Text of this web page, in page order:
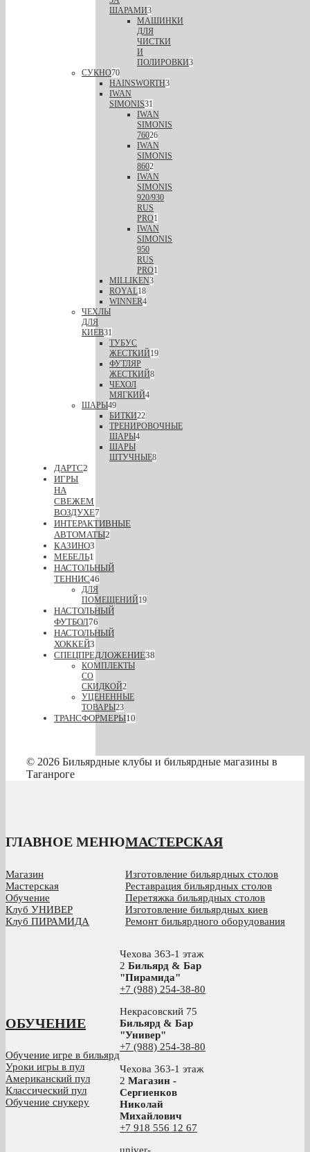
ШАРАМИ3
МАШИНКИ
ДЛЯ
ЧИСТКИ
И
ПОЛИРОВКИ3
СУКНО70
HAINSWORTH3
IWAN
SIMONIS31
IWAN
SIMONIS
76026
IWAN
SIMONIS
8602
IWAN
SIMONIS
920/930
RUS
PRO1
IWAN
SIMONIS
950
RUS
PRO1
MILLIKEN3
ROYAL18
WINNER4
ЧЕХЛЫ
ДЛЯ
КИЕВ31
ТУБУС
ЖЕСТКИЙ19
ФУТЛЯР
ЖЕСТКИЙ8
ЧЕХОЛ
МЯГКИЙ4
ШАРЫ49
БИТКИ22
ТРЕНИРОВОЧНЫЕ
ШАРЫ4
ШАРЫ
ШТУЧНЫЕ8
ДАРТС2
ИГРЫ
НА
СВЕЖЕМ
ВОЗДУХЕ7
ИНТЕРАКТИВНЫЕ
АВТОМАТЫ2
КАЗИНО3
МЕБЕЛЬ1
НАСТОЛЬНЫЙ
ТЕННИС46
ДЛЯ
ПОМЕЩЕНИЙ19
НАСТОЛЬНЫЙ
ФУТБОЛ76
НАСТОЛЬНЫЙ
ХОККЕЙ3
СПЕЦПРЕДЛОЖЕНИЕ38
КОМПЛЕКТЫ
СО
СКИДКОЙ2
УЦЕНЕННЫЕ
ТОВАРЫ23
ТРАНСФОРМЕРЫ10
© 2026 Бильярдные клубы и бильярдные магазины в
Таганроге
ГЛАВНОЕ МЕНЮ
Магазин
Мастерская
Обучение
Клуб УНИВЕР
Клуб ПИРАМИДА
МАСТЕРСКАЯ
Изготовление бильярдных столов
Реставрация бильярдных столов
Перетяжка бильярдных столов
Изготовление бильярдных киев
Ремонт бильярдного оборудования
ОБУЧЕНИЕ
Обучение игре в бильярд
Уроки игры в пул
Американский пул
Классический пул
Обучение снукеру
Чехова 363-1 этаж
2 Бильярд & Бар
"Пирамида"
+7 (988) 254-38-80
Некрасовский 75
Бильярд & Бар
"Универ"
+7 (988) 254-38-80
Чехова 363-1 этаж
2 Магазин -
Сергиенков
Николай
Михайлович
+7 918 556 12 67
univer-